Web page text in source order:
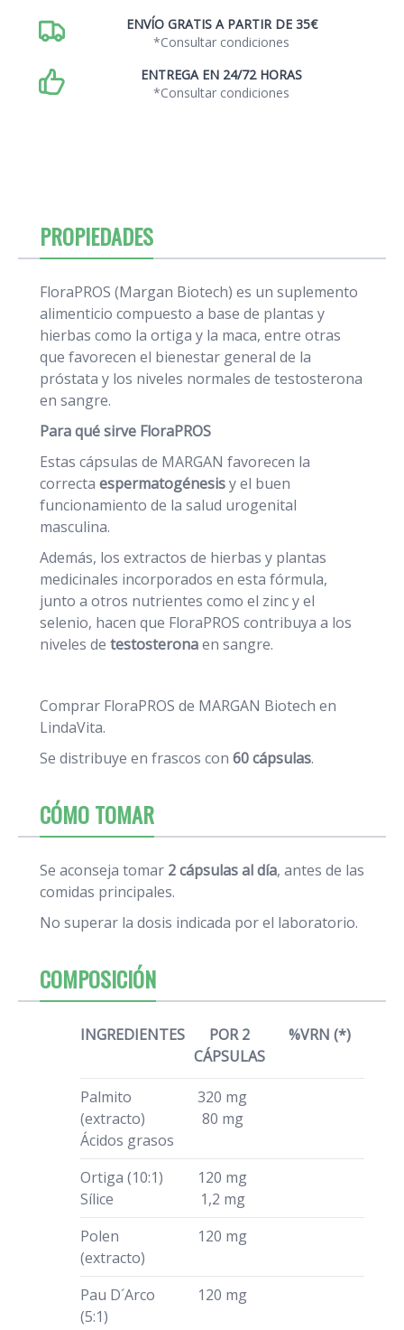
ENVÍO GRATIS A PARTIR DE 35€
*Consultar condiciones
ENTREGA EN 24/72 HORAS
*Consultar condiciones
PROPIEDADES
FloraPROS (Margan Biotech) es un suplemento
alimenticio compuesto a base de plantas y
hierbas como la ortiga y la maca, entre otras
que favorecen el bienestar general de la
próstata y los niveles normales de testosterona
en sangre.
Para qué sirve FloraPROS
Estas cápsulas de MARGAN favorecen la
correcta espermatogénesisy el buen
funcionamiento de la salud urogenital
masculina.
Además, los extractos de hierbas y plantas
medicinales incorporados en esta fórmula,
junto a otros nutrientes como el zinc y el
selenio, hacen que FloraPROS contribuya a los
niveles de testosteronaen sangre.
Comprar FloraPROS de MARGAN Biotech en
LindaVita.
Se distribuye en frascos con 60 cápsulas.
CÓMO TOMAR
Se aconseja tomar 2 cápsulas al día, antes de las
comidas principales.
No superar la dosis indicada por el laboratorio.
COMPOSICIÓN
INGREDIENTES
POR 2
CÁPSULAS
%VRN (*)
Palmito
(extracto)
Ácidos grasos
320 mg
80 mg
Ortiga (10:1)
Sílice
120 mg
1,2 mg
Polen
(extracto)
120 mg
Pau D´Arco
(5:1)
120 mg